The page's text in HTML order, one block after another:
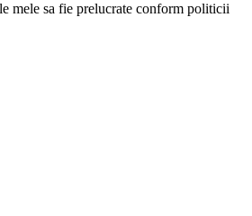
mele sa fie prelucrate conform politicii